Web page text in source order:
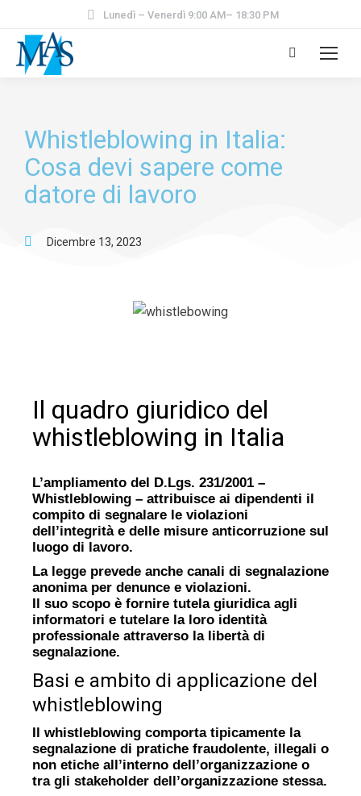
Lunedì – Venerdì 9:00 AM– 18:30 PM
Whistleblowing in Italia:
Cosa devi sapere come
datore di lavoro
Dicembre 13, 2023
Il quadro giuridico del
whistleblowing in Italia
L’ampliamento del D.Lgs. 231/2001 –
Whistleblowing – attribuisce ai dipendenti il
compito di segnalare le violazioni
dell’integrità e delle misure anticorruzione sul
luogo di lavoro.
La legge prevede anche canali di segnalazione
anonima per denunce e violazioni.
Il suo scopo è fornire tutela giuridica agli
informatori e tutelare la loro identità
professionale attraverso la libertà di
segnalazione.
Basi e ambito di applicazione del
whistleblowing
Il whistleblowing comporta tipicamente la
segnalazione di pratiche fraudolente, illegali o
non etiche all’interno dell’organizzazione o
tra gli stakeholder dell’organizzazione stessa.